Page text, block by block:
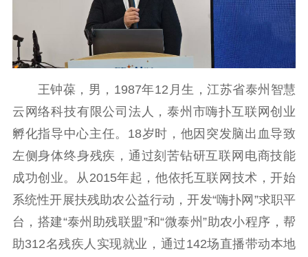
哲学社科
社科强省 工作通知
成果集萃
新闻宣传
主题宣传 对外宣传
新闻发布
记者之家
品牌栏目
文化文艺
精品生产 文化惠民
文化传承
文化交流
体制改革
文化产业
王钟葆，男，1987年12月生，江苏省泰州智慧
云网络科技有限公司法人，泰州市嗨扑互联网创业
孵化指导中心主任。18岁时，他因突发脑出血导致
左侧身体终身残疾，通过刻苦钻研互联网电商技能
成功创业。从2015年起，他依托互联网技术，开始
系统性开展扶残助农公益行动，开发“嗨扑网”求职平
台，搭建“泰州助残联盟”和“微泰州”助农小程序，帮
助312名残疾人实现就业，通过142场直播带动本地